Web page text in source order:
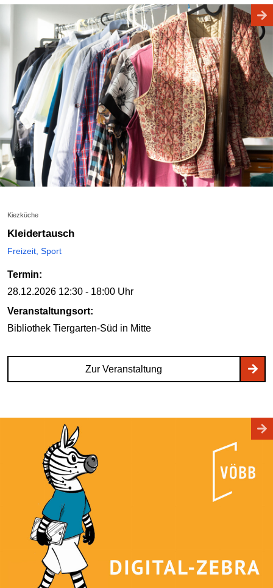
Kiezküche
Kleidertausch
Freizeit, Sport
Termin:
28.12.2026 12:30 - 18:00 Uhr
Veranstaltungsort:
Bibliothek Tiergarten-Süd in Mitte
Zur Veranstaltung